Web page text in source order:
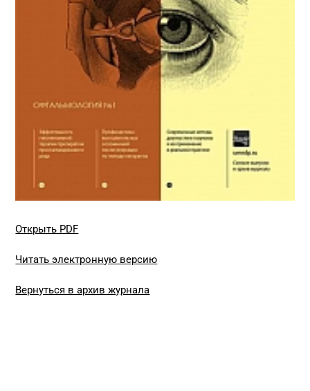
Открыть PDF
Читать электронную версию
Вернуться в архив журнала